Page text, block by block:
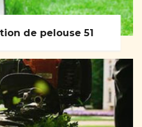
de pelouse 51